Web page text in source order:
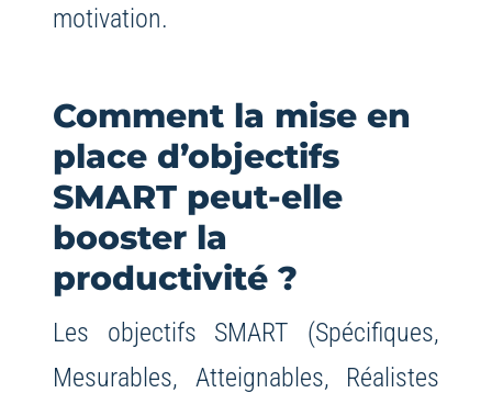
motivation.
Comment la mise en
place d’objectifs
SMART peut-elle
booster la
productivité ?
Les objectifs SMART (Spécifiques,
Mesurables, Atteignables, Réalistes